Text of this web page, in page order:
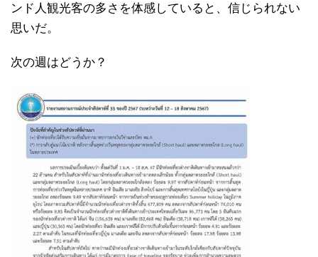
ンド人観光客の多さを体感していると、信じられない
思いだ。
次の週はどうか？